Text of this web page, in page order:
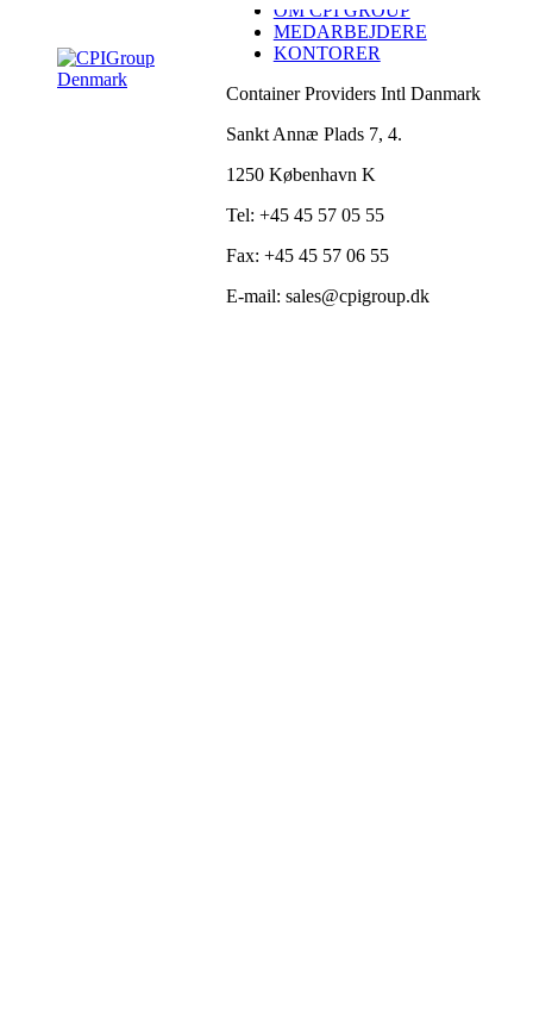
content
OM CPI GROUP
MEDARBEJDERE
KONTORER
Container Providers Intl Danmark
Sankt Annæ Plads 7, 4.
1250 København K
Tel: +45 45 57 05 55
Fax: +45 45 57 06 55
E-mail: sales@cpigroup.dk